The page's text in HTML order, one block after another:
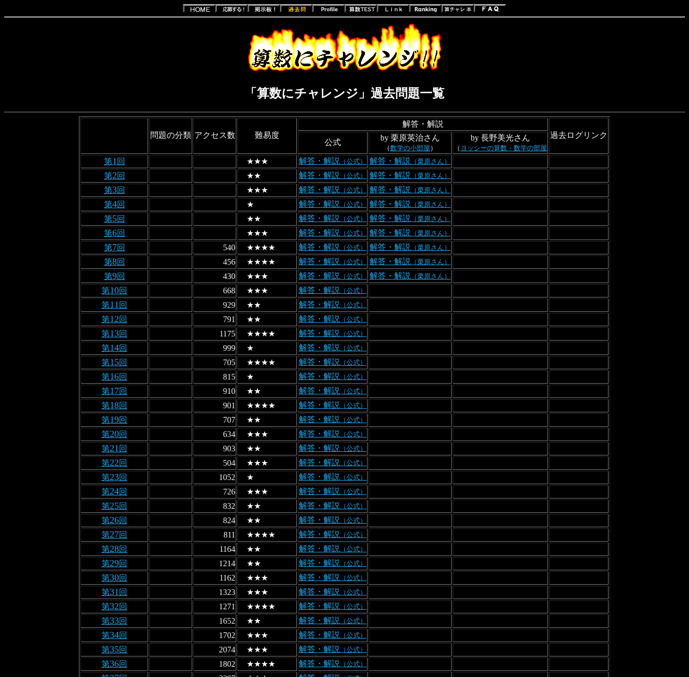
「算数にチャレンジ」過去問題一覧
問題の分類 アクセス数 難易度
解答・解説
過去ログリンク
公式
by 栗原英治さん
（数学の小部屋 ）
by 長野美光さん
（ ヨッシーの算数・数学の部屋
第1 回 ★★★ 解答・解説 （公式） 解答・解説 （栗原さん）
第2回 ★★ 解答・解説 （公式） 解答・解説 （栗原さん）
第3回 ★★★ 解答・解説 （公式） 解答・解説 （栗原さん）
第4回 ★ 解答・解説 （公式） 解答・解説 （栗原さん）
第5回 ★★ 解答・解説 （公式） 解答・解説 （栗原さん）
第6回 ★★★ 解答・解説 （公式） 解答・解説 （栗原さん）
第7回 540 ★★★★ 解答・解説 （公式） 解答・解説 （栗原さん）
第8回 456 ★★★★ 解答・解説 （公式） 解答・解説 （栗原さん）
第9回 430 ★★★ 解答・解説 （公式） 解答・解説 （栗原さん）
第10回 668 ★★★ 解答・解説 （公式）
第11 回 929 ★★ 解答・解説 （公式）
第12回 791 ★★ 解答・解説 （公式）
第13回 1175 ★★★★ 解答・解説 （公式）
第14回 999 ★ 解答・解説 （公式）
第15回 705 ★★★★ 解答・解説 （公式）
第16回 815 ★ 解答・解説 （公式）
第17回 910 ★★ 解答・解説 （公式）
第18回 901 ★★★★ 解答・解説 （公式）
第19回 707 ★★ 解答・解説 （公式）
第20回 634 ★★★ 解答・解説 （公式）
第21 回 903 ★★ 解答・解説 （公式）
第22回 504 ★★★ 解答・解説 （公式）
第23回 1052 ★ 解答・解説 （公式）
第24回 726 ★★★ 解答・解説 （公式）
第25回 832 ★★ 解答・解説 （公式）
第26回 824 ★★ 解答・解説 （公式）
第27回 811 ★★★★ 解答・解説 （公式）
第28回 1164 ★★ 解答・解説 （公式）
第29回 1214 ★★ 解答・解説 （公式）
第30回 1162 ★★★ 解答・解説 （公式）
第31 回 1323 ★★★ 解答・解説 （公式）
第32回 1271 ★★★★ 解答・解説 （公式）
第33回 1652 ★★ 解答・解説 （公式）
第34回 1702 ★★★ 解答・解説 （公式）
第35回 2074 ★★★ 解答・解説 （公式）
第36回 1802 ★★★★ 解答・解説 （公式）